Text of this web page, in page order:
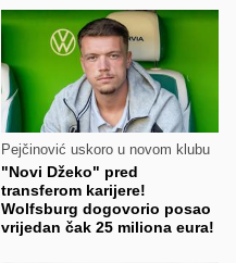
Pejčinović uskoro u novom klubu
"Novi Džeko" pred
transferom karijere!
Wolfsburg dogovorio posao
vrijedan čak 25 miliona eura!